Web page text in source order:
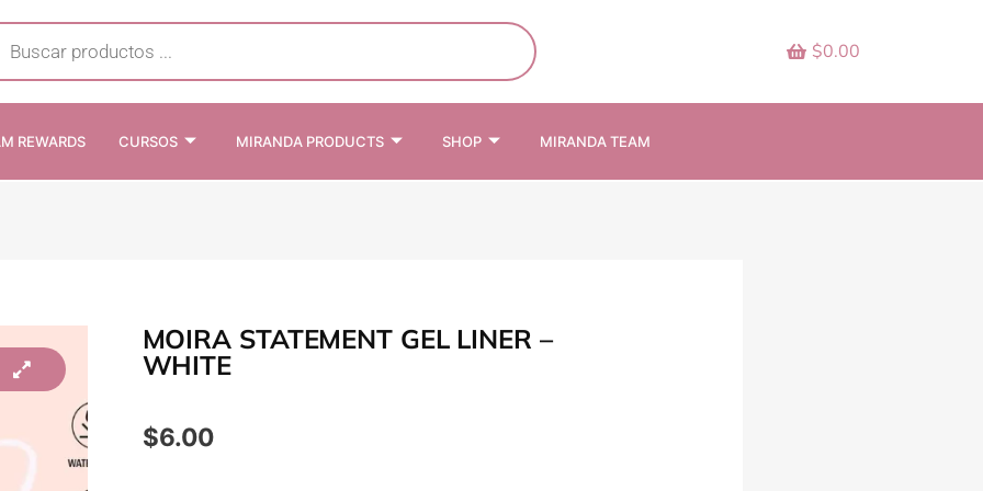
$0.00
REWARDS CURSOS MIRANDA PRODUCTS SHOP MIRANDA TEAM
MOIRA STATEMENT GEL LINER –
WHITE
$6.00